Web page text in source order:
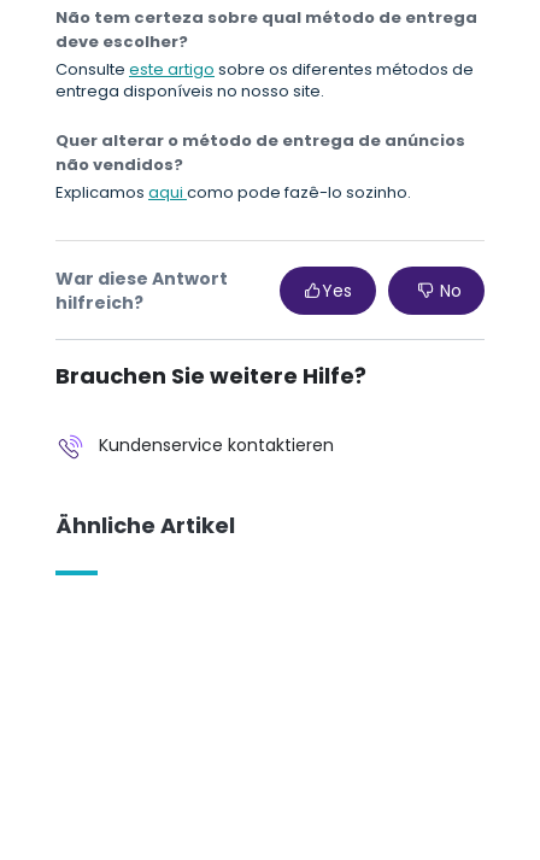
Não tem certeza sobre qual método de entrega
deve escolher?
Consulte este artigo sobre os diferentes métodos de
entrega disponíveis no nosso site.
Quer alterar o método de entrega de anúncios
não vendidos?
Explicamos aqui como pode fazê-lo sozinho.
War diese Antwort
hilfreich?
Yes No
Brauchen Sie weitere Hilfe?
Kundenservice kontaktieren
Ähnliche Artikel